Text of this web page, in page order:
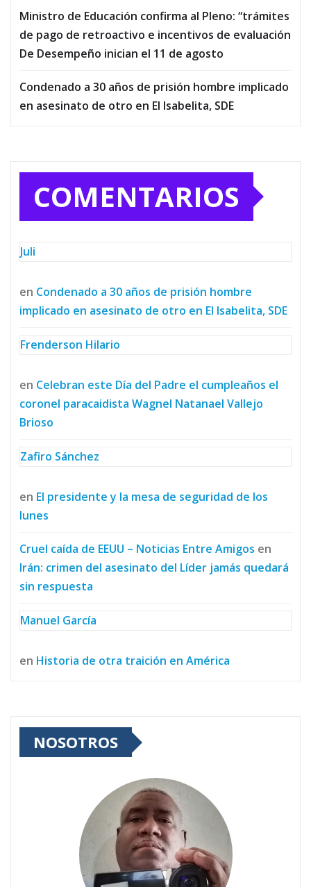
Ministro de Educación confirma al Pleno: “trámites
de pago de retroactivo e incentivos de evaluación
De Desempeño inician el 11 de agosto
Condenado a 30 años de prisión hombre implicado
en asesinato de otro en El Isabelita, SDE
COMENTARIOS
Juli
en Condenado a 30 años de prisión hombre
implicado en asesinato de otro en El Isabelita, SDE
Frenderson Hilario
en Celebran este Día del Padre el cumpleaños el
coronel paracaidista Wagnel Natanael Vallejo
Brioso
Zafiro Sánchez
en El presidente y la mesa de seguridad de los
lunes
Cruel caída de EEUU – Noticias Entre Amigos en
Irán: crimen del asesinato del Líder jamás quedará
sin respuesta
Manuel García
en Historia de otra traición en América
NOSOTROS